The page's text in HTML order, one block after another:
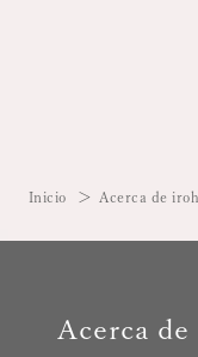
Inicio Acerca de
Acerca